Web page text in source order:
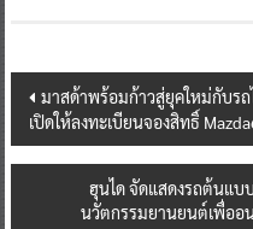
Post
navigation
มาสด้าพร้อมก้าวสู่ยุคใหม่กับรถ
เปิดให้ลงทะเบียนจองสิทธิ์
ฮุนได จัดแสดงรถต้นแบบ
นวัตกรรมยานยนต์เพื่ออ